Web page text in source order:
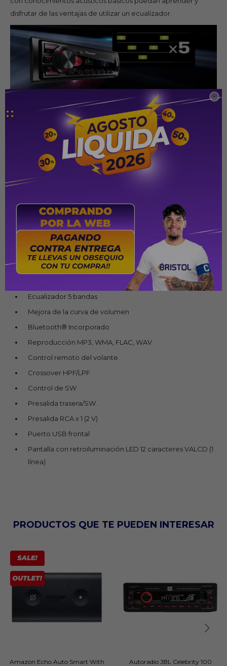

disfrutar de las ventajas de utilizar un ecualizador.
El nuevo MVH-S235BT cuenta con tecnología inalámbrica
Bluetooth incorporada para una función manos libres más fácil
y segura de operar mientras conduces. Además, podrás
disfrutar del control y la transmisión de audio inalámbricos.
Especificaciones
Bass boost (Tecla de Acceso Directo)
Ecualizador 5 bandas
Mejora de la curva de volumen
Bluetooth® Incorporado
Reproducción MP3, WMA, FLAC, WAV
Control remoto del volante.
Crossover HPF/LPF
Control de SW
Presalida trasera/SW.
Presalida RCA x 1 (2 V)
Puerto USB frontal
Pantalla con retroiluminación LED 12 caracteres VALCD (1
línea)
PRODUCTOS QUE TE PUEDEN INTERESAR
Amazon Echo Auto Smart With
Autoradio JBL Celebrity 100